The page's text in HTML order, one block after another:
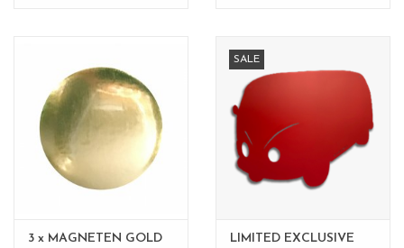
3 x MAGNETEN GOLD
SALE
LIMITED EXCLUSIVE